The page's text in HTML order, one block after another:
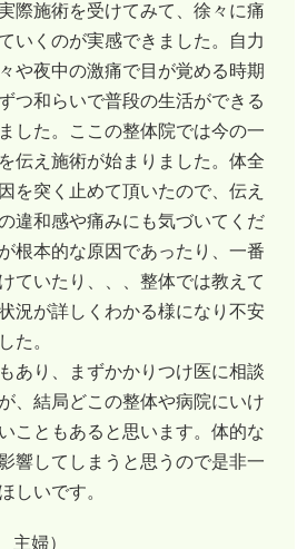
際施術を受けてみて、徐々に痛
いくのが実感できました。自力
や夜中の激痛で目が覚める時期
つ和らいで普段の生活ができる
した。ここの整体院では今の一
伝え施術が始まりました。体全
を突く止めて頂いたので、伝え
違和感や痛みにも気づいてくだ
根本的な原因であったり、一番
ていたり、、、整体では教えて
況が詳しくわかる様になり不安
た。
あり、まずかかりつけ医に相談
、結局どこの整体や病院にいけ
こともあると思います。体的な
響してしまうと思うので是非一
しいです。
婦）